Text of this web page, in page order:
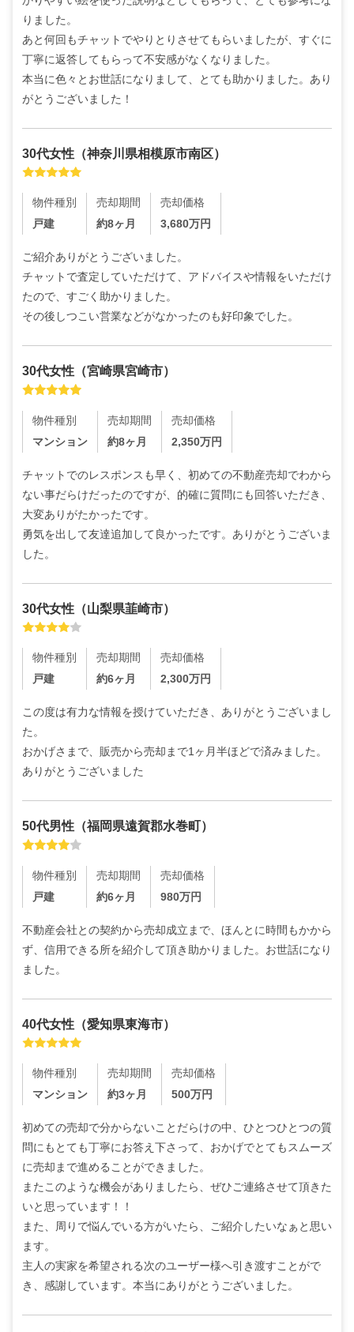
りました。
あと何回もチャットでやりとりさせてもらいましたが、すぐに
丁寧に返答してもらって不安感がなくなりました。
本当に色々とお世話になりまして、とても助かりました。あり
がとうございました！
30代女性 （神奈川県相模原市南区）
物件種別
戸建
売却期間
約8ヶ月
売却価格
3,680万円
ご紹介ありがとうございました。
チャットで査定していただけて、アドバイスや情報をいただけ
たので、すごく助かりました。
その後しつこい営業などがなかったのも好印象でした。
30代女性 （宮崎県宮崎市）
物件種別
マンション
売却期間
約8ヶ月
売却価格
2,350万円
チャットでのレスポンスも早く、初めての不動産売却でわから
ない事だらけだったのですが、的確に質問にも回答いただき、
大変ありがたかったです。
勇気を出して友達追加して良かったです。ありがとうございま
した。
30代女性 （山梨県韮崎市）
物件種別
戸建
売却期間
約6ヶ月
売却価格
2,300万円
この度は有力な情報を授けていただき、ありがとうございまし
た。
おかげさまで、販売から売却まで1ヶ月半ほどで済みました。
ありがとうございました
50代男性 （福岡県遠賀郡水巻町）
物件種別
戸建
売却期間
約6ヶ月
売却価格
980万円
不動産会社との契約から売却成立まで、ほんとに時間もかから
ず、信用できる所を紹介して頂き助かりました。お世話になり
ました。
40代女性 （愛知県東海市）
物件種別
マンション
売却期間
約3ヶ月
売却価格
500万円
初めての売却で分からないことだらけの中、ひとつひとつの質
問にもとても丁寧にお答え下さって、おかげでとてもスムーズ
に売却まで進めることができました。
またこのような機会がありましたら、ぜひご連絡させて頂きた
いと思っています！！
また、周りで悩んでいる方がいたら、ご紹介したいなぁと思い
ます。
主人の実家を希望される次のユーザー様へ引き渡すことがで
き、感謝しています。本当にありがとうございました。